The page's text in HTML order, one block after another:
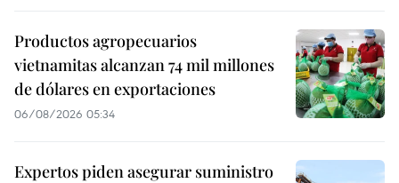
Productos agropecuarios
vietnamitas alcanzan 74 mil millones
de dólares en exportaciones
06/08/2026 05:34
Expertos piden asegurar suministro